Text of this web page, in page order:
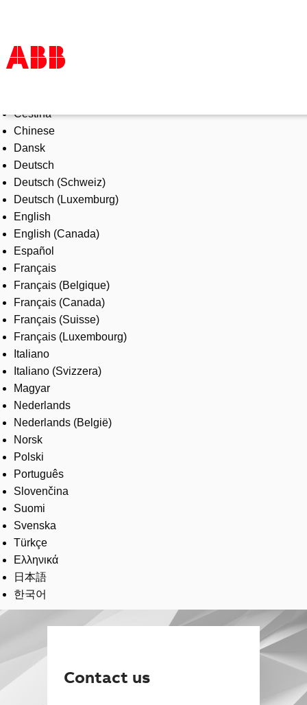
Products & Solutions
Industries
Services
About us
Where to buy
Contact us
Careers
Čeština
Chinese
Dansk
Deutsch
Deutsch (Schweiz)
Deutsch (Luxemburg)
English
English (Canada)
Español
Français
Français (Belgique)
Français (Canada)
Français (Suisse)
Français (Luxembourg)
Italiano
Italiano (Svizzera)
Magyar
Nederlands
Nederlands (België)
Norsk
Polski
Português
Slovenčina
Suomi
Svenska
Türkçe
Ελληνικά
日本語
한국어
Contact us